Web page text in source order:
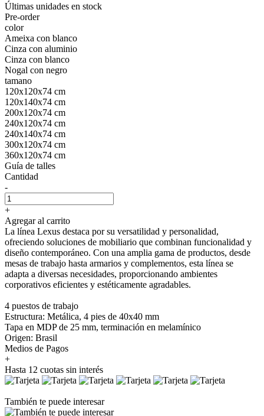
Últimas unidades en stock
Pre-order
color
Ameixa con blanco
Cinza con aluminio
Cinza con blanco
Nogal con negro
tamano
120x120x74 cm
120x140x74 cm
200x120x74 cm
240x120x74 cm
240x140x74 cm
300x120x74 cm
360x120x74 cm
Guía de talles
Cantidad
-
+
Agregar al carrito
La línea Lexus destaca por su versatilidad y personalidad,
ofreciendo soluciones de mobiliario que combinan funcionalidad y
diseño contemporáneo. Con una amplia gama de productos, desde
mesas de trabajo hasta armarios y complementos, esta línea se
adapta a diversas necesidades, proporcionando ambientes
corporativos eficientes y estéticamente agradables.
4 puestos de trabajo
Estructura: Metálica, 4 pies de 40x40 mm
Tapa en MDP de 25 mm, terminación en melamínico
Origen: Brasil
Medios de Pagos
+
Hasta 12 cuotas sin interés
También te puede interesar